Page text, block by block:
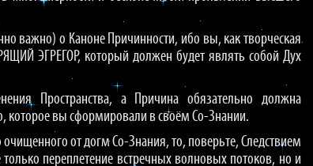
важно) о Каноне Причинности, ибо вы, как творческая
ЭГРЕГОР, который должен будет являть собой Дух
Пространства, а Причина обязательно должна
которое вы сформировали в своём Со-Знании.
от догм Со-Знания, то, поверьте, Следствием
переплетение встречных волновых потоков, но и